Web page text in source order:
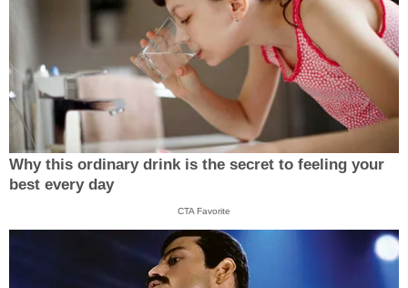
Why this ordinary drink is the secret to feeling your
best every day
CTA Favorite